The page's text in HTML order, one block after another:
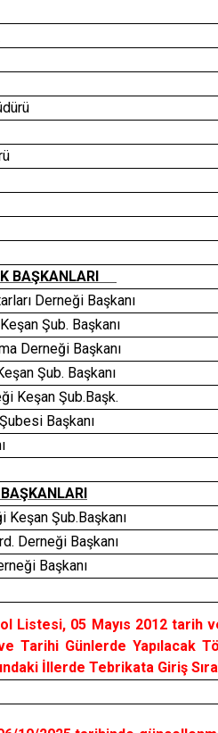
BAŞKANLARI
Derneği Başkanı
Şub. Başkanı
Derneği Başkanı
Şub. Başkanı
Keşan Şub.Başk.
Başkanı
Şub.Başkanı
Derneği Başkanı
Başkanı
05 Mayıs 2012 tarih ve
Tarihi Günlerde Yapılacak
İllerde Tebrikata Giriş